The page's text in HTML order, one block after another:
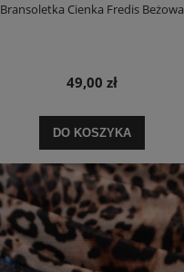
Bransoletka Cienka Fredis Beżowa
49,00 zł
DO KOSZYKA